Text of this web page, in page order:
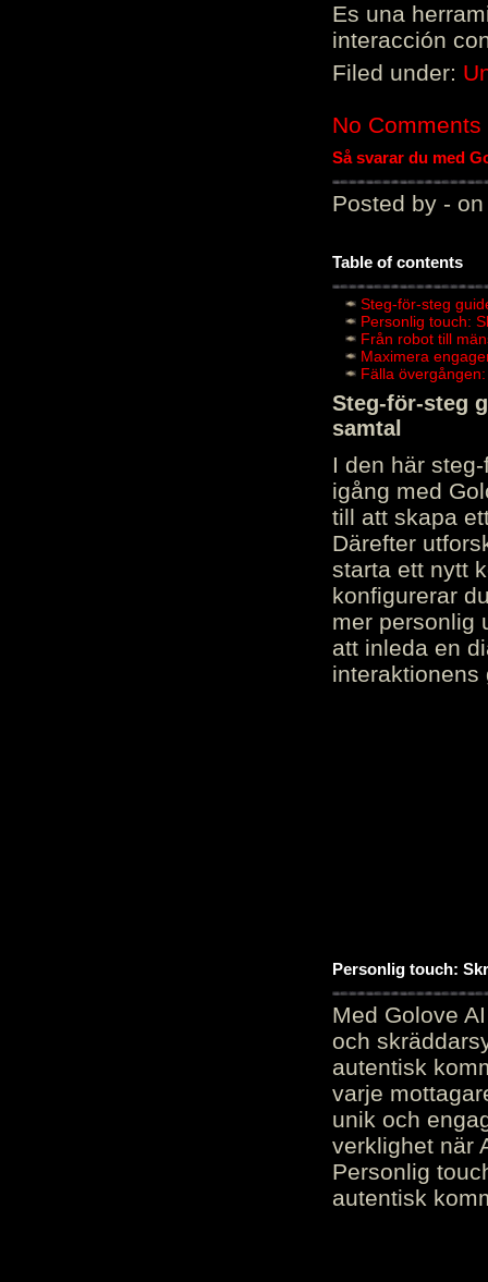
Es una
interacción
Filed under:
No Comments
Så svarar du med
Posted by - on
Table of contents
Steg-för-steg
Personlig touch:
Från robot till
Maximera
Fälla
Steg-för-steg
samtal
I den här
igång med
till att skapa
Därefter
starta ett nytt
konfigurerar
mer personlig
att inleda en
interaktionens
Personlig touch:
Med Golove
och
autentisk
varje
unik och
verklighet när
Personlig
autentisk